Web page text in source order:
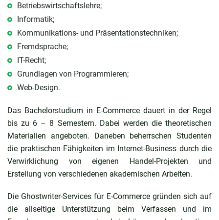
Betriebswirtschaftslehre;
Informatik;
Kommunikations- und Präsentationstechniken;
Fremdsprache;
IT-Recht;
Grundlagen von Programmieren;
Web-Design.
Das Bachelorstudium in E-Commerce dauert in der Regel
bis zu 6 – 8 Semestern. Dabei werden die theoretischen
Materialien angeboten. Daneben beherrschen Studenten
die praktischen Fähigkeiten im Internet-Business durch die
Verwirklichung von eigenen Handel-Projekten und
Erstellung von verschiedenen akademischen Arbeiten.
Die Ghostwriter-Services für E-Commerce gründen sich auf
die allseitige Unterstützung beim Verfassen und im